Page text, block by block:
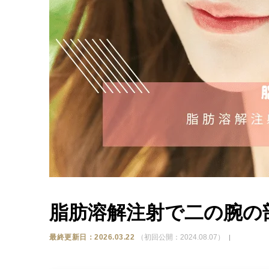
脂肪溶解注射で二の腕の
最終更新日：2026.03.22 （初回公開：2024.08.07）